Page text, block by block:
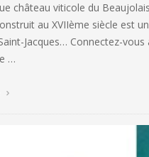
château viticole du
au XVIIème siècle est
Jacques… Connectez-
…